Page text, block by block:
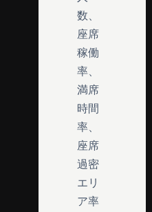
数、
座席
稼働
率、
満席
時間
率、
座席
過密
エリ
ア率